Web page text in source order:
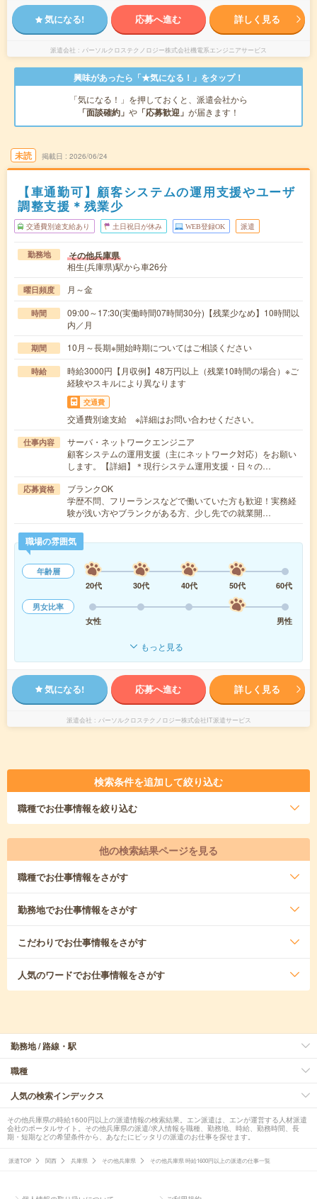
気になる! 応募へ進む 詳しく見る
派遣会社 パーソルクロステクノロジー株式会社機電系エンジニアサービス
興味があったら「★気になる！」をタップ！
「気になる！」を押しておくと、派遣会社から
「面談確約」 や 「応募歓迎」 が届きます！
未読 掲載日 2026/06/24
【車通勤可】顧客システムの運用支援やユーザ
調整支援＊残業少
交通費別途支給あり 土日祝日が休み WEB登録OK 派遣
勤務地 その他兵庫県
相生(兵庫県)駅から車26分
曜日頻度 月～金
時間
09:00～17:30(実働時間07時間30分)【残業少なめ】10時間以
内／月
期間 10月～長期※開始時期についてはご相談ください
時給
時給3000円【月収例】48万円以上（残業10時間の場合）※ご
経験やスキルにより異なります
交通費
交通費別途支給 ※詳細はお問い合わせください。
仕事内容
サーバ・ネットワークエンジニア
顧客システムの運用支援（主にネットワーク対応）をお願い
します。【詳細】＊現行システム運用支援・日々の…
応募資格
ブランクOK
学歴不問、フリーランスなどで働いていた方も歓迎！実務経
験が浅い方やブランクがある方、少し先での就業開…
職場の雰囲気
年齢層
20代
30代 40代 50代
60代
男女比率
女性
男性
もっと見る
気になる! 応募へ進む 詳しく見る
派遣会社 パーソルクロステクノロジー株式会社IT派遣サービス
検索条件を追加して絞り込む
職種でお仕事情報を絞り込む
他の検索結果ページを見る
職種でお仕事情報をさがす
勤務地でお仕事情報をさがす
こだわりでお仕事情報をさがす
人気のワードでお仕事情報をさがす
勤務地 / 路線・駅
職種
人気の検索インデックス
その他兵庫県の時給1600円以上の派遣情報の検索結果。エン派遣は、エンが運営する人材派遣
会社のポータルサイト。その他兵庫県の派遣/求人情報を職種、勤務地、時給、勤務時間、長
期・短期などの希望条件から、あなたにピッタリの派遣のお仕事を探せます。
派遣TOP 関西 兵庫県 その他兵庫県 その他兵庫県 時給1600円以上の派遣の仕事一覧